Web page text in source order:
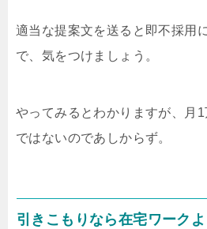
適当な提案文を送ると即不採用
で、気をつけましょう。
やってみるとわかりますが、月
ではないのであしからず。
引きこもりなら在宅ワーク